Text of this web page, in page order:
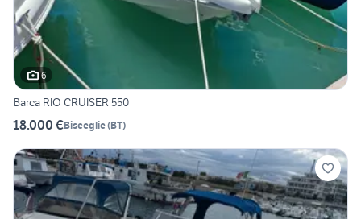
6
Barca RIO CRUISER 550
18.000 €Bisceglie(BT)